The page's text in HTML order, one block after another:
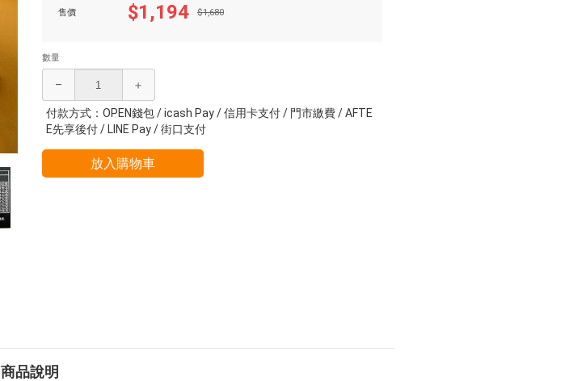
售價 $1,194 $1,680
數量
– ＋
付款方式：OPEN錢包 / icash Pay / 信用卡支付 / 門市繳費 / AFTE
E先享後付 / LINE Pay / 街口支付
放入購物車
商品說明